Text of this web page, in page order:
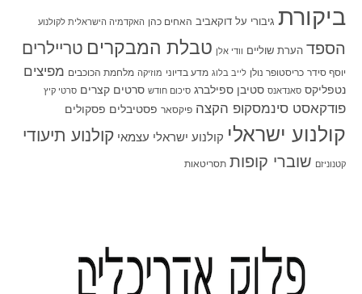
ביקורת גיבורי על דוקאביב האחים כהן האקדמיה הישראלית לקולנוע
הספד הערת שוליים וודי אלן טבלת המבקרים טריילרים
יוסף סידר כריסטופר נולן לייב בלוג מדע בדיוני מוזיקה מלחמת הכוכבים מפיצים
נטפליקס סאנדאנס סטיבן ספילברג סיכום חודש סרטים קצרים סרטי קיץ
פודקאסט סינמסקופ הקצה פיקסאר פסטיבלים פסקולים
קולנוע ישראלי קולנוע ישראלי עצמאי קולנוע תיעודי
קטנוניזם שוברי קופות תסריטאות